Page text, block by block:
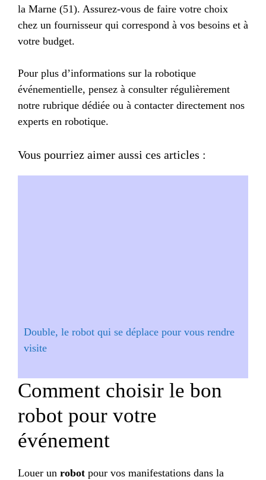
la Marne (51). Assurez-vous de faire votre choix
chez un fournisseur qui correspond à vos besoins et à
votre budget.
Pour plus d’informations sur la robotique
événementielle, pensez à consulter régulièrement
notre rubrique dédiée ou à contacter directement nos
experts en robotique.
Vous pourriez aimer aussi ces articles :
Double, le robot qui se déplace pour vous rendre
visite
Comment choisir le bon
robot pour votre
événement
Louer un robot pour vos manifestations dans la